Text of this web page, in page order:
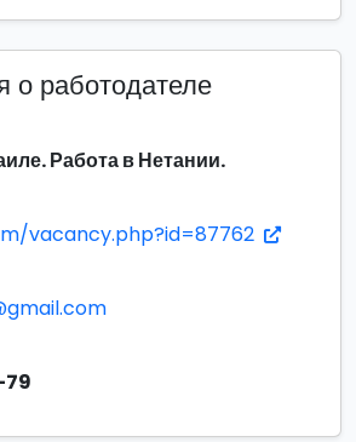
работодателе
Работа в Нетании.
vacancy.php?id=87762